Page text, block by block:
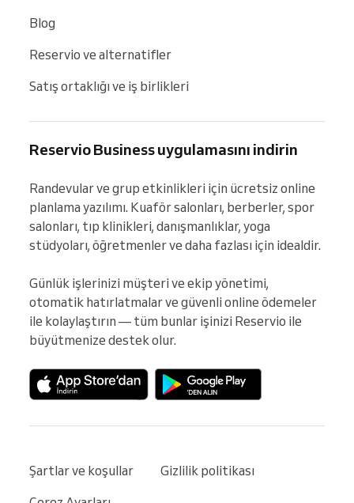
Blog
Reservio ve alternatifler
Satış ortaklığı ve iş birlikleri
Reservio Business uygulamasını indirin
Randevular ve grup etkinlikleri için ücretsiz online
planlama yazılımı. Kuaför salonları, berberler, spor
salonları, tıp klinikleri, danışmanlıklar, yoga
stüdyoları, öğretmenler ve daha fazlası için idealdir.
Günlük işlerinizi müşteri ve ekip yönetimi,
otomatik hatırlatmalar ve güvenli online ödemeler
ile kolaylaştırın — tüm bunlar işinizi Reservio ile
büyütmenize destek olur.
Şartlar ve koşullar
Gizlilik politikası